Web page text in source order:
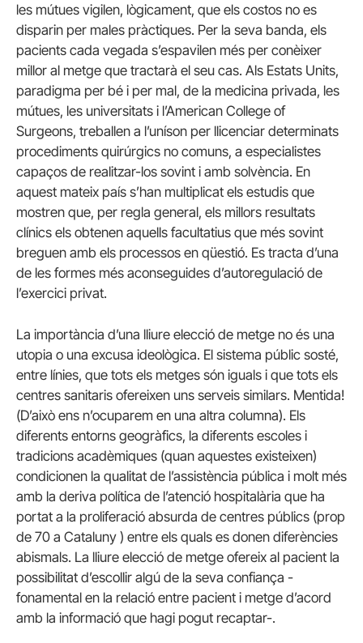
les mútues vigilen, lògicament, que els costos no es
disparin per males pràctiques. Per la seva banda, els
pacients cada vegada s’espavilen més per conèixer
millor al metge que tractarà el seu cas. Als Estats Units,
paradigma per bé i per mal, de la medicina privada, les
mútues, les universitats i l’American College of
Surgeons, treballen a l’uníson per llicenciar determinats
procediments quirúrgics no comuns, a especialistes
capaços de realitzar-los sovint i amb solvència. En
aquest mateix país s’han multiplicat els estudis que
mostren que, per regla general, els millors resultats
clínics els obtenen aquells facultatius que més sovint
breguen amb els processos en qüestió. Es tracta d’una
de les formes més aconseguides d’autoregulació de
l’exercici privat.
La importància d’una lliure elecció de metge no és una
utopia o una excusa ideològica. El sistema públic sosté,
entre línies, que tots els metges són iguals i que tots els
centres sanitaris ofereixen uns serveis similars. Mentida!
(D’això ens n’ocuparem en una altra columna). Els
diferents entorns geogràfics, la diferents escoles i
tradicions acadèmiques (quan aquestes existeixen)
condicionen la qualitat de l’assistència pública i molt més
amb la deriva política de l’atenció hospitalària que ha
portat a la proliferació absurda de centres públics (prop
de 70 a Cataluny ) entre els quals es donen diferències
abismals. La lliure elecció de metge ofereix al pacient la
possibilitat d’escollir algú de la seva confiança -
fonamental en la relació entre pacient i metge d’acord
amb la informació que hagi pogut recaptar-.